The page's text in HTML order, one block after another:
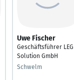
Uwe Fischer
Geschäftsführer LEG
Solution GmbH
Schwelm